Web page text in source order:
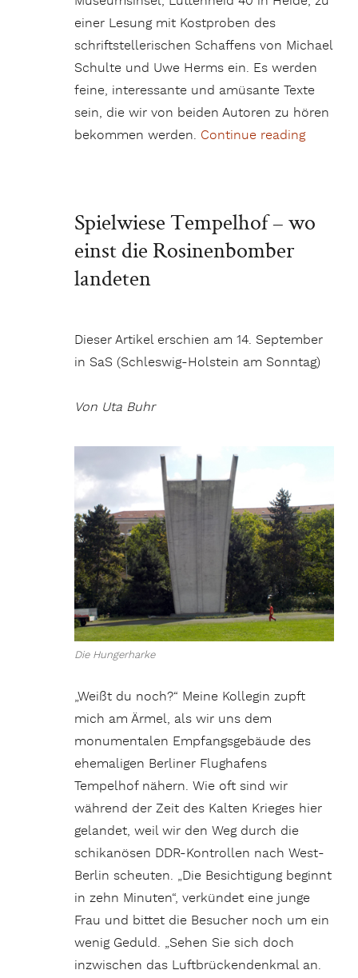
einer Lesung mit Kostproben des
schriftstellerischen Schaffens von Michael
Schulte und Uwe Herms ein. Es werden
feine, interessante und amüsante Texte
sein, die wir von beiden Autoren zu hören
bekommen werden. Continue reading
Spielwiese Tempelhof – wo
einst die Rosinenbomber
landeten
Dieser Artikel erschien am 14. September
in SaS (Schleswig-Holstein am Sonntag)
Von Uta Buhr
Die Hungerharke
„Weißt du noch?“ Meine Kollegin zupft
mich am Ärmel, als wir uns dem
monumentalen Empfangsgebäude des
ehemaligen Berliner Flughafens
Tempelhof nähern. Wie oft sind wir
während der Zeit des Kalten Krieges hier
gelandet, weil wir den Weg durch die
schikanösen DDR-Kontrollen nach West-
Berlin scheuten. „Die Besichtigung beginnt
in zehn Minuten“, verkündet eine junge
Frau und bittet die Besucher noch um ein
wenig Geduld. „Sehen Sie sich doch
inzwischen das Luftbrückendenkmal an.